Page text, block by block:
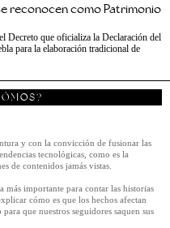
reconocen como Patrimonio
Decreto que oficializa la Declaración del
para la elaboración tradicional de
y con la convicción de fusionar las
tecnológicas, como es la
de contenidos jamás vistas.
más importante para contar las historias
cómo es que los hechos afectan
que nuestros seguidores saquen sus